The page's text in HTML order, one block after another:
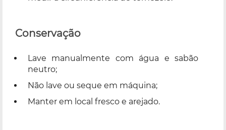
Conservação
Lave manualmente com água e sabão
neutro;
Não lave ou seque em máquina;
Manter em local fresco e arejado.